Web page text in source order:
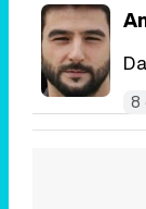
8